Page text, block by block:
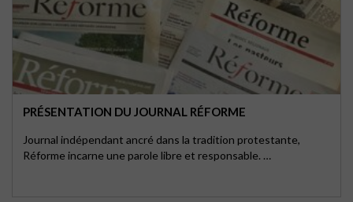
PRÉSENTATION DU JOURNAL RÉFORME
Journal indépendant ancré dans la tradition protestante,
Réforme incarne une parole libre et responsable. …